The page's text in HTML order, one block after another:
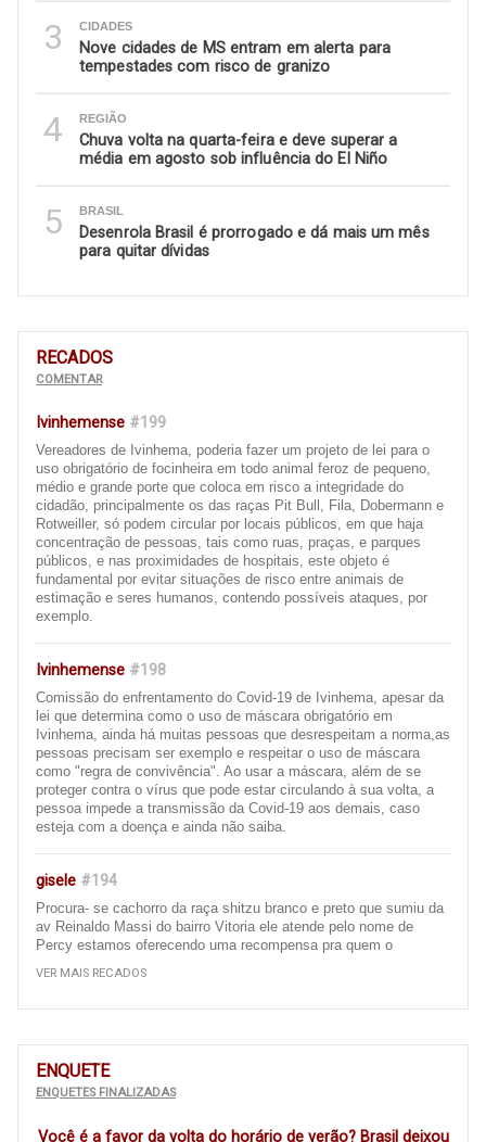
3 CIDADES
Nove cidades de MS entram em alerta para
tempestades com risco de granizo
4 REGIÃO
Chuva volta na quarta-feira e deve superar a
média em agosto sob influência do El Niño
5 BRASIL
Desenrola Brasil é prorrogado e dá mais um mês
para quitar dívidas
RECADOS
COMENTAR
Ivinhemense #199
Vereadores de Ivinhema, poderia fazer um projeto de lei para o
uso obrigatório de focinheira em todo animal feroz de pequeno,
médio e grande porte que coloca em risco a integridade do
cidadão, principalmente os das raças Pit Bull, Fila, Dobermann e
Rotweiller, só podem circular por locais públicos, em que haja
concentração de pessoas, tais como ruas, praças, e parques
públicos, e nas proximidades de hospitais, este objeto é
fundamental por evitar situações de risco entre animais de
estimação e seres humanos, contendo possíveis ataques, por
exemplo.
Ivinhemense #198
Comissão do enfrentamento do Covid-19 de Ivinhema, apesar da
lei que determina como o uso de máscara obrigatório em
Ivinhema, ainda há muitas pessoas que desrespeitam a norma,as
pessoas precisam ser exemplo e respeitar o uso de máscara
como "regra de convivência". Ao usar a máscara, além de se
proteger contra o vírus que pode estar circulando à sua volta, a
pessoa impede a transmissão da Covid-19 aos demais, caso
esteja com a doença e ainda não saiba.
gisele #194
Procura- se cachorro da raça shitzu branco e preto que sumiu da
av Reinaldo Massi do bairro Vitoria ele atende pelo nome de
Percy estamos oferecendo uma recompensa pra quem o
obrigada att gisele
Bom dia, gostaria de fazer uma reclamação sobre as ruas da
nossa cidade de ivinhema, é um descaso com a população
essas ruas que quando vc passa de carro vc fica pulando dentro
precisa recapear, principalmente a av Panamá e as ruas em torno
VER MAIS RECADOS
ENQUETE
ENQUETES FINALIZADAS
Você é a favor da volta do horário de verão? Brasil deixou